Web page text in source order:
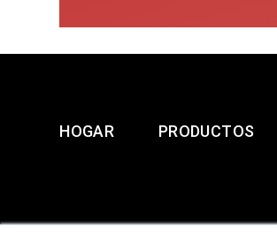
HOGAR PRODUCTOS